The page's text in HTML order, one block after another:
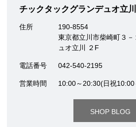
チックタックグランデュオ立
住所
190-8554
東京都立川市柴崎町３
ュオ立川 ２F
電話番号 042-540-2195
営業時間 10:00～20:30(日祝
SHOP BLOG